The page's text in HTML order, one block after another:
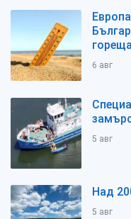
6 авг
5 авг
Над
5 авг